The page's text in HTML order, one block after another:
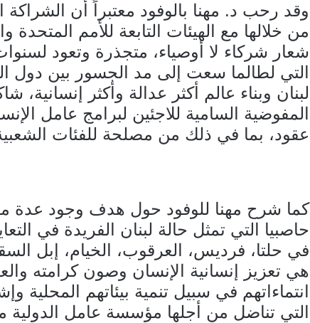
وقد رحب د. مهنا بالوفود معتبراً أن الشراكة
من خلالها مع الهيئات التابعة للأمم المتحدة
شعار شركاء لا أوصياء، متجذرة وتعود
التي لطالما سعت إلى مد الجسور بين دول
لبنان وبناء عالم أكثر عدالة وأكثر إنسانية،
المفوضية السامية للاجئين لبرامج عامل
عقود، بما في ذلك من مصلحة للفئات
كما شرح مهنا للوفود حول هدف وجود عدة
حاصبيا التي تمثل حالة لبنان الفريدة في
في حلتا، فرديس، العرقوب، الخيام، إبل
هي تعزيز إنسانية الإنسان وصون كرامته
انتماءاتهم في سبيل تنمية بيئاتهم المحلية
التي تناضل من أجلها مؤسسة عامل الدولية